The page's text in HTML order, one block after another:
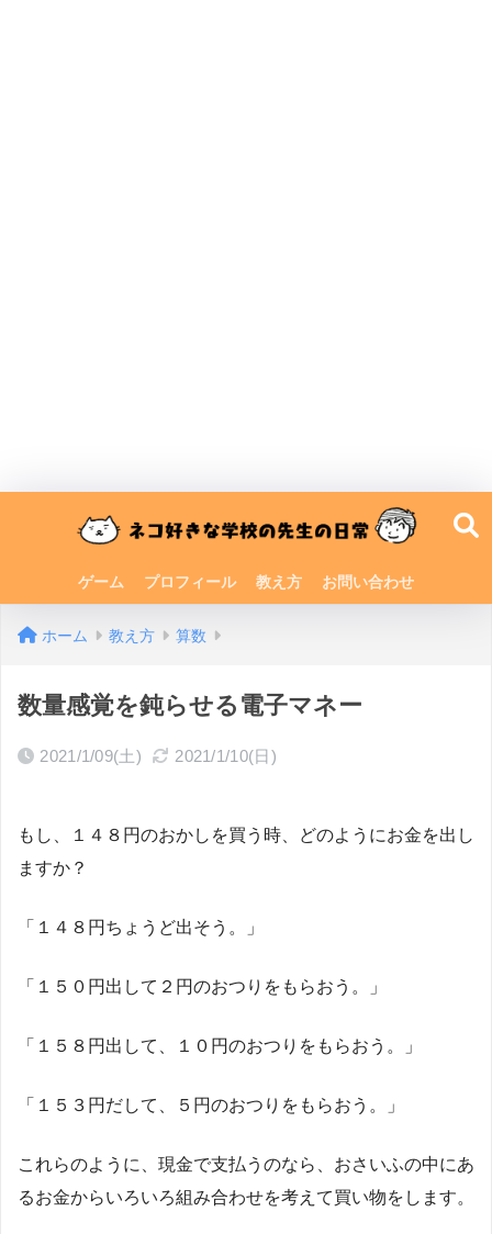
ゲーム プロフィール 教え方 お問い合わせ
ホーム 教え方 算数
数量感覚を鈍らせる電子マネー
2021/1/09(土) 2021/1/10(日)
もし、１４８円のおかしを買う時、どのようにお金を出し
ますか？
「１４８円ちょうど出そう。」
「１５０円出して２円のおつりをもらおう。」
「１５８円出して、１０円のおつりをもらおう。」
「１５３円だして、５円のおつりをもらおう。」
これらのように、現金で支払うのなら、おさいふの中にあ
るお金からいろいろ組み合わせを考えて買い物をします。